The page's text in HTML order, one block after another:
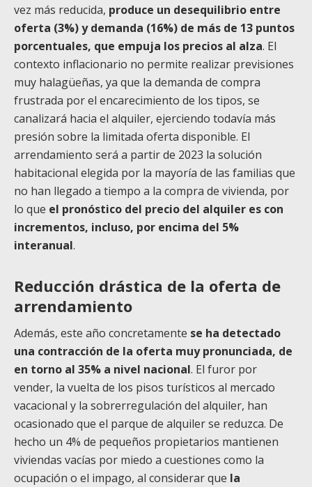
vez más reducida, produce un desequilibrio entre
oferta (3%) y demanda (16%) de más de 13 puntos
porcentuales, que empuja los precios al alza. El
contexto inflacionario no permite realizar previsiones
muy halagüeñas, ya que la demanda de compra
frustrada por el encarecimiento de los tipos, se
canalizará hacia el alquiler, ejerciendo todavía más
presión sobre la limitada oferta disponible. El
arrendamiento será a partir de 2023 la solución
habitacional elegida por la mayoría de las familias que
no han llegado a tiempo a la compra de vivienda, por
lo que el pronóstico del precio del alquiler es con
incrementos, incluso, por encima del 5%
interanual.
Reducción drástica de la oferta de
arrendamiento
Además, este año concretamente se ha detectado
una contracción de la oferta muy pronunciada, de
en torno al 35% a nivel nacional. El furor por
vender, la vuelta de los pisos turísticos al mercado
vacacional y la sobrerregulación del alquiler, han
ocasionado que el parque de alquiler se reduzca. De
hecho un 4% de pequeños propietarios mantienen
viviendas vacías por miedo a cuestiones como la
ocupación o el impago, al considerar que la